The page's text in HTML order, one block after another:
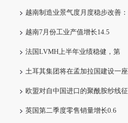
越南制造业景气度月度稳步改善：
越南7月份工业产值增长14.5
法国LVMH上半年业绩稳健，第
土耳其集团将在孟加拉国建设一座
欧盟对自中国进口的聚酰胺纱线征
英国第二季度零售销量增长0.6